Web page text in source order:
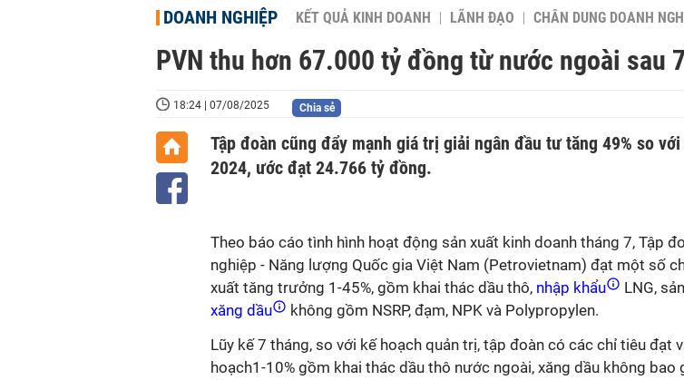
DOANH NGHIỆP KẾT QUẢ KINH DOANH LÃNH ĐẠO CHÂN DUNG DOANH
PVN thu hơn 67.000 tỷ đồng từ nước ngoài sau
18:24 | 07/08/2025 Chia sẻ
Tập đoàn cũng đẩy mạnh giá trị giải ngân đầu tư tăng 49% so
2024, ước đạt 24.766 tỷ đồng.
Theo báo cáo tình hình hoạt động sản xuất kinh doanh tháng 7, Tập
nghiệp - Năng lượng Quốc gia Việt Nam (Petrovietnam) đạt một số
xuất tăng trưởng 1-45%, gồm khai thác dầu thô, nhập khẩu
LNG,
xăng dầu
không gồm NSRP, đạm, NPK và Polypropylen.
Lũy kế 7 tháng, so với kế hoạch quản trị, tập đoàn có các chỉ tiêu đạt
hoạch1-10% gồm khai thác dầu thô nước ngoài, xăng dầu không bao